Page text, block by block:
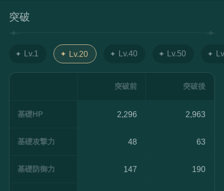
突破
Lv.1 Lv.20 Lv.40 Lv.50
突破前 突破後
基礎HP 2,296 2,963
基礎攻撃力 48 63
基礎防御力 147 190